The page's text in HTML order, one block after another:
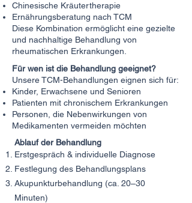
Chinesische Kräutertherapie
Ernährungsberatung nach TCM
Diese Kombination ermöglicht eine gezielte
und nachhaltige Behandlung von
rheumatischen Erkrankungen.
Für wen ist die Behandlung geeignet?
Unsere TCM-Behandlungen eignen sich für:
Kinder, Erwachsene und Senioren
Patienten mit chronischem Erkrankungen
Personen, die Nebenwirkungen von
Medikamenten vermeiden möchten
Ablauf der Behandlung
Erstgespräch & individuelle Diagnose
Festlegung des Behandlungsplans
Akupunkturbehandlung (ca. 20–30
Minuten)